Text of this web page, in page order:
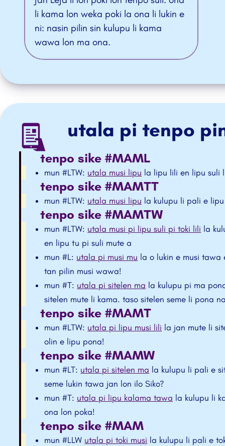
li kama lon weka poki la ona li lukin e
ni: nasin pilin sin kulupu li kama
wawa lon ma ona.
utala pi tenpo
tenpo sike #MAML
mun #LTW: utala musi lipu la lipu lili en lipu suli
tenpo sike #MAMTT
mun #LTW: utala musi lipu la kulupu li pali e
tenpo sike #MAMTW
mun #LTW: utala musi pi lipu suli pi toki lili la
en lipu tu pi suli mute a
mun #L: utala pi musi mu la o lukin e musi tawa
tan pilin musi wawa!
mun #T: utala pi sitelen ma la kulupu pi ma
sitelen mute li kama. taso sitelen seme li pona
tenpo sike #MAMT
mun #LTW: utala pi lipu musi lili la jan mute li
olin e lipu pona!
tenpo sike #MAMW
mun #LT: utala pi sitelen ma la kulupu li pali e
seme lukin tawa jan lon ilo Siko?
mun #T: utala pi lipu kalama tawa la kulupu li
ona lon poka!
tenpo sike #MAM
mun #LLW utala pi toki musi la kulupu li pali e